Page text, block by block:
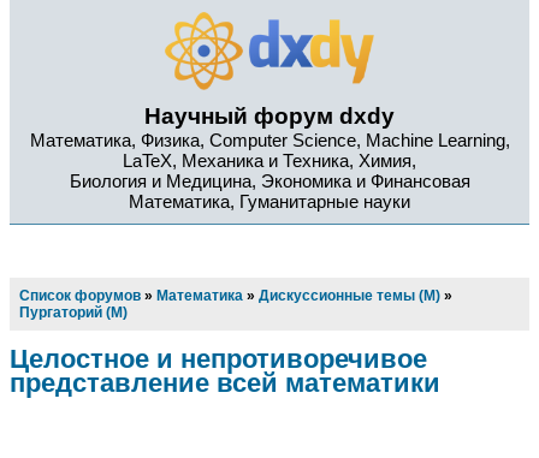
Научный форум dxdy
Математика, Физика, Computer Science, Machine Learning,
LaTeX, Механика и Техника, Химия,
Биология и Медицина, Экономика и Финансовая
Математика, Гуманитарные науки
Список форумов » Математика » Дискуссионные темы (М) »
Пургаторий (М)
Целостное и непротиворечивое
представление всей математики